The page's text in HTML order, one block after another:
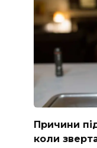
Причини
коли